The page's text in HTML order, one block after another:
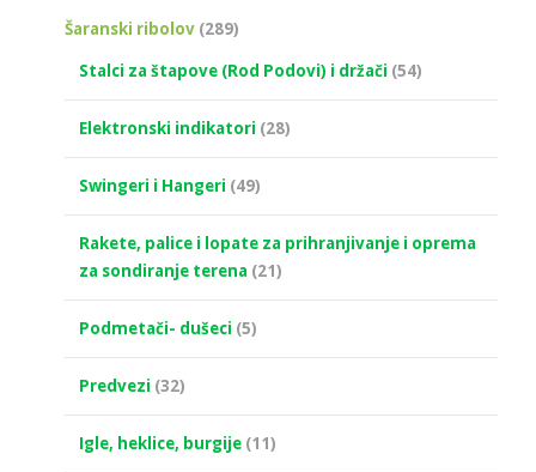
Šaranski ribolov (289)
Stalci za štapove (Rod Podovi) i držači (54)
Elektronski indikatori (28)
Swingeri i Hangeri (49)
Rakete, palice i lopate za prihranjivanje i oprema
za sondiranje terena (21)
Podmetači- dušeci (5)
Predvezi (32)
Igle, heklice, burgije (11)